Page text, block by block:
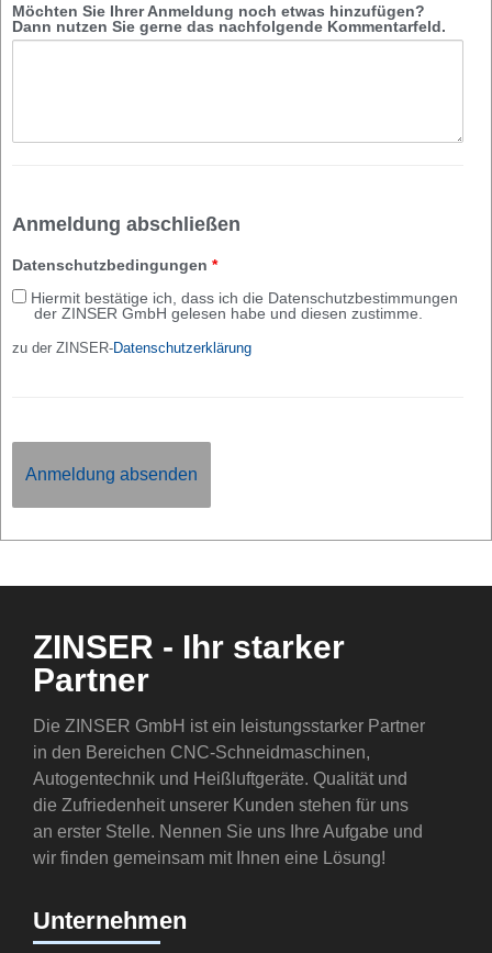
Möchten Sie Ihrer Anmeldung noch etwas hinzufügen?
Dann nutzen Sie gerne das nachfolgende Kommentarfeld.
Anmeldung abschließen
Datenschutzbedingungen *
Hiermit bestätige ich, dass ich die Datenschutzbestimmungen
der ZINSER GmbH gelesen habe und diesen zustimme.
zu der ZINSER-Datenschutzerklärung
ZINSER - Ihr starker
Partner
Die ZINSER GmbH ist ein leistungsstarker Partner
in den Bereichen CNC-Schneidmaschinen,
Autogentechnik und Heißluftgeräte. Qualität und
die Zufriedenheit unserer Kunden stehen für uns
an erster Stelle. Nennen Sie uns Ihre Aufgabe und
wir finden gemeinsam mit Ihnen eine Lösung!
Unternehmen